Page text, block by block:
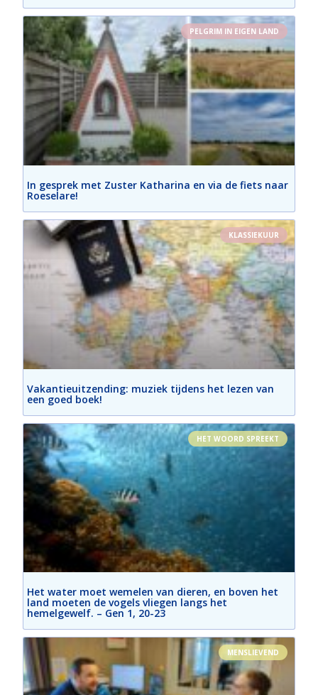
PELGRIM IN EIGEN LAND
In gesprek met Zuster Katharina en via de fiets naar
Roeselare!
KLASSIEKUUR
Vakantieuitzending: muziek tijdens het lezen van
een goed boek!
HET WOORD SPREEKT
Het water moet wemelen van dieren, en boven het
land moeten de vogels vliegen langs het
hemelgewelf. – Gen 1, 20-23
MENSLIEVEND